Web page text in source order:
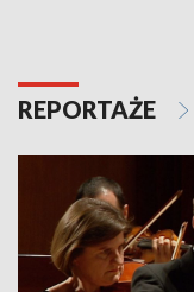
REPORTAŻE